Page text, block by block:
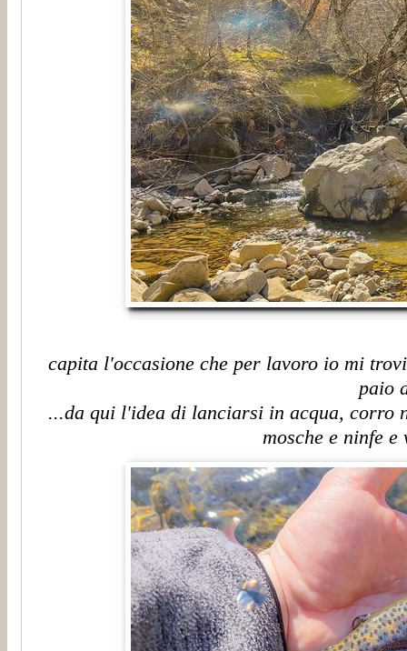
capita l'occasione che per lavoro io mi
paio
...da qui l'idea di lanciarsi in acqua, corro
mosche e ninfe